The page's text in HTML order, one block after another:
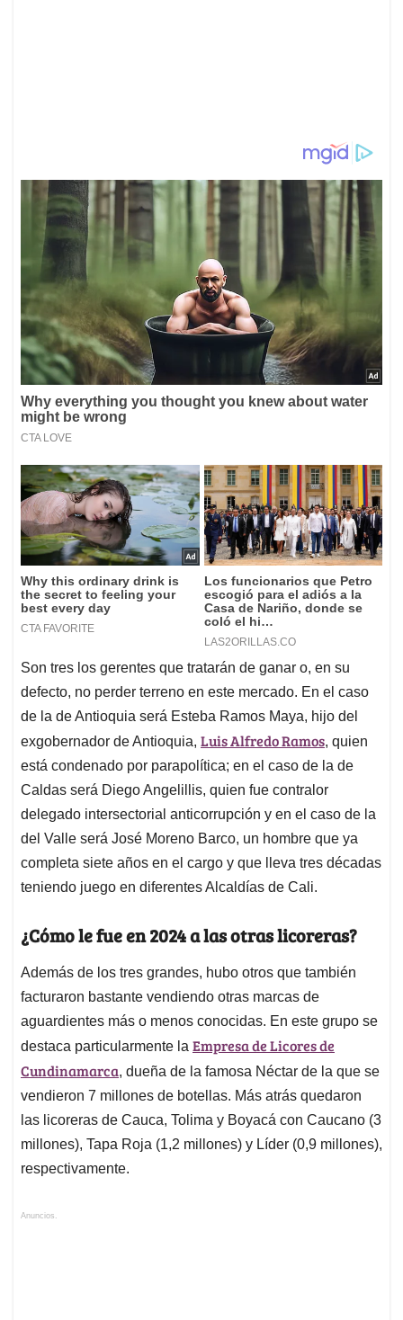
Son tres los gerentes que tratarán de ganar o, en su
defecto, no perder terreno en este mercado. En el caso
de la de Antioquia será Esteba Ramos Maya, hijo del
exgobernador de Antioquia, Luis Alfredo Ramos, quien
está condenado por parapolítica; en el caso de la de
Caldas será Diego Angelillis, quien fue contralor
delegado intersectorial anticorrupción y en el caso de la
del Valle será José Moreno Barco, un hombre que ya
completa siete años en el cargo y que lleva tres décadas
teniendo juego en diferentes Alcaldías de Cali.
¿Cómo le fue en 2024 a las otras licoreras?
Además de los tres grandes, hubo otros que también
facturaron bastante vendiendo otras marcas de
aguardientes más o menos conocidas. En este grupo se
destaca particularmente la Empresa de Licores de
Cundinamarca, dueña de la famosa Néctar de la que se
vendieron 7 millones de botellas. Más atrás quedaron
las licoreras de Cauca, Tolima y Boyacá con Caucano (3
millones), Tapa Roja (1,2 millones) y Líder (0,9 millones),
respectivamente.
Anuncios.